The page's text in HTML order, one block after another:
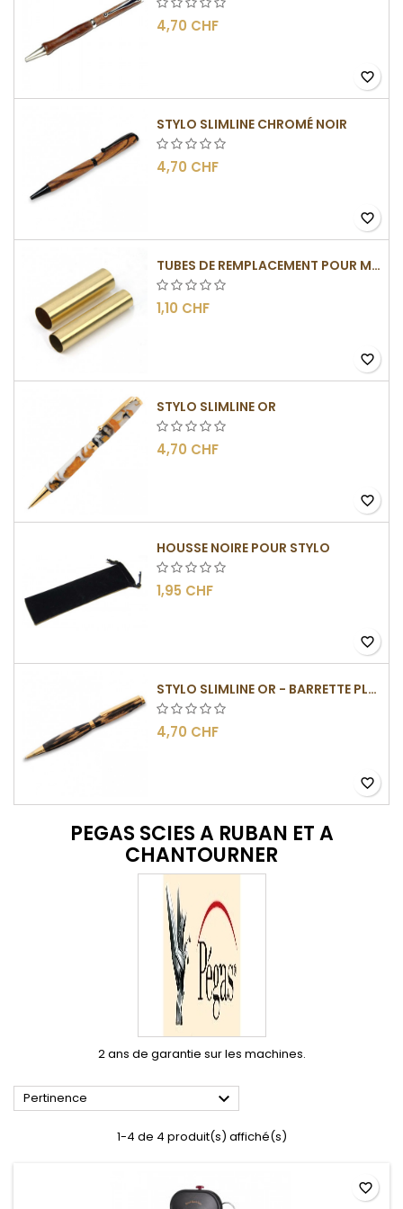
4,70 CHF
favorite_border
STYLO SLIMLINE CHROMÉ NOIR
4,70 CHF
favorite_border
TUBES DE REMPLACEMENT POUR MÉCANISME SLIMLINE
1,10 CHF
favorite_border
STYLO SLIMLINE OR
4,70 CHF
favorite_border
HOUSSE NOIRE POUR STYLO
1,95 CHF
favorite_border
STYLO SLIMLINE OR - BARRETTE PLATE
4,70 CHF
favorite_border
PEGAS SCIES A RUBAN ET A
CHANTOURNER
2 ans de garantie sur les machines.
Pertinence 
1-4 de 4 produit(s) affiché(s)
favorite_border